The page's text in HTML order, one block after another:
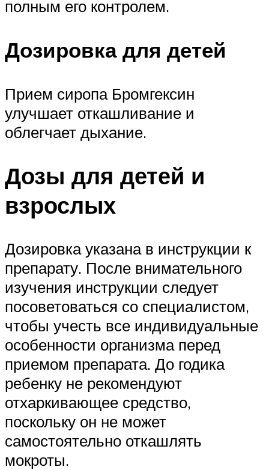
полным его контролем.
Дозировка для детей
Прием сиропа Бромгексин
улучшает откашливание и
облегчает дыхание.
Дозы для детей и
взрослых
Дозировка указана в инструкции к
препарату. После внимательного
изучения инструкции следует
посоветоваться со специалистом,
чтобы учесть все индивидуальные
особенности организма перед
приемом препарата. До годика
ребенку не рекомендуют
отхаркивающее средство,
поскольку он не может
самостоятельно откашлять
мокроты.